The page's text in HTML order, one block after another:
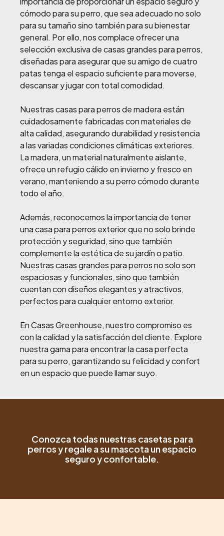
cómodo para su perro, que sea adecuado no solo
para su tamaño sino también para su bienestar
general. Por ello, nos complace ofrecer una
selección exclusiva de casas grandes para perros,
diseñadas para asegurar que su amigo de cuatro
patas tenga el espacio suficiente para moverse,
descansar y jugar con total comodidad.
Nuestras casas para perros de madera están
cuidadosamente fabricadas con materiales de
alta calidad, asegurando durabilidad y resistencia
a las variadas condiciones climáticas exteriores.
La madera, un material naturalmente aislante,
ofrece un refugio cálido en invierno y fresco en
verano, manteniendo a su perro cómodo durante
todo el año.
Además, reconocemos la importancia de tener
una casa para perros exterior que no solo brinde
protección y seguridad, sino que también
complemente la estética de su jardín o patio.
Nuestras casas grandes para perros no solo son
espaciosas y funcionales, sino que también
cuentan con diseños elegantes y atractivos,
perfectos para cualquier entorno exterior.
En Casas Greenhouse, nuestro compromiso es
con la calidad y la satisfacción del cliente. Explore
nuestra gama para encontrar la casa perfecta
para su perro, garantizando su felicidad y confort
en un espacio que puede llamar suyo.
Conozca todas nuestras casetas para
perros y regale a su mascota un espacio
seguro y confortable.